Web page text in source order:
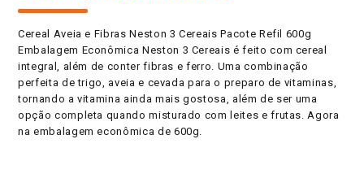
Cereal Aveia e Fibras Neston 3 Cereais Pacote Refil 600g
Embalagem Econômica Neston 3 Cereais é feito com cereal
integral, além de conter fibras e ferro. Uma combinação
perfeita de trigo, aveia e cevada para o preparo de vitaminas,
tornando a vitamina ainda mais gostosa, além de ser uma
opção completa quando misturado com leites e frutas. Agora
na embalagem econômica de 600g.